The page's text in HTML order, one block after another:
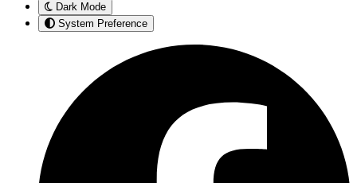
Dark Mode
System Preference